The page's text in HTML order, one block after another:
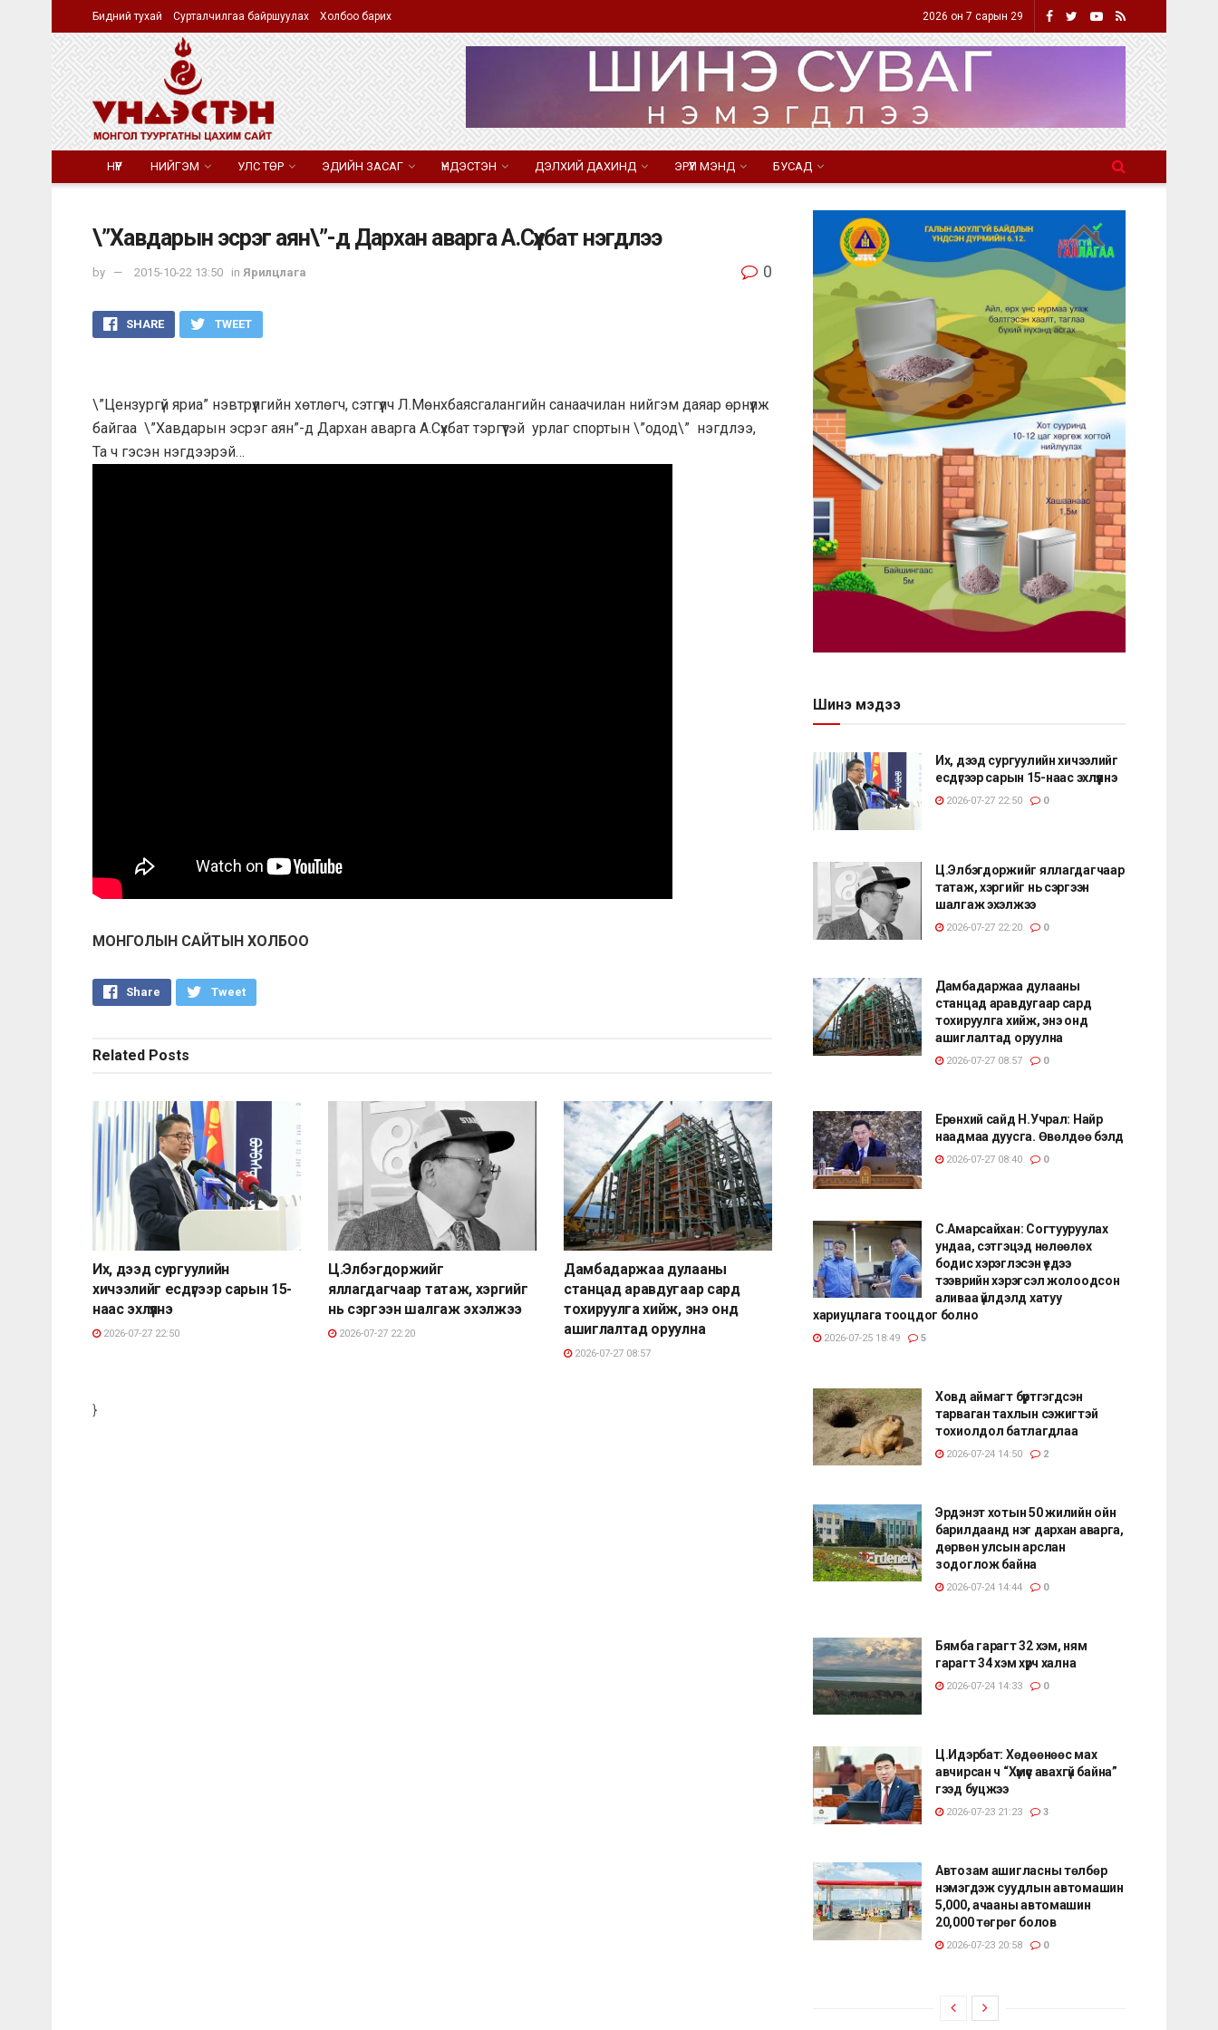
Бидний тухай Сурталчилгаа байршуулах Холбоо барих 2026 он 7 сарын 29
НҮҮР НИЙГЭМ УЛС ТӨР ЭДИЙН ЗАСАГ ҮНДЭСТЭН ДЭЛХИЙ ДАХИНД ЭРҮҮЛ МЭНД БУСАД
\”Хавдарын эсрэг аян\”-д Дархан аварга А.Сүхбат нэгдлээ
by 2015-10-22 13:50 in Ярилцлага 0
SHARE TWEET
\”Цензургүй яриа” нэвтрүүлгийн хөтлөгч, сэтгүүлч Л.Мөнхбаясгалангийн санаачилан нийгэм даяар өрнүүлж
байгаа \”Хавдарын эсрэг аян”-д Дархан аварга А.Сүхбат тэргүүтэй урлаг спортын \”одод\” нэгдлээ,
Та ч гэсэн нэгдээрэй…
МОНГОЛЫН САЙТЫН ХОЛБОО
Share Tweet
Related Posts
Их, дээд сургуулийн
хичээлийг есдүгээр сарын 15-
наас эхлүүлнэ
2026-07-27 22:50
Ц.Элбэгдоржийг
яллагдагчаар татаж, хэргийг
нь сэргээн шалгаж эхэлжээ
2026-07-27 22:20
Дамбадаржаа дулааны
станцад аравдугаар сард
тохируулга хийж, энэ онд
ашиглалтад оруулна
2026-07-27 08:57
}
Шинэ мэдээ
Их, дээд сургуулийн хичээлийг
есдүгээр сарын 15-наас эхлүүлнэ
2026-07-27 22:50 0
Ц.Элбэгдоржийг яллагдагчаар
татаж, хэргийг нь сэргээн
шалгаж эхэлжээ
2026-07-27 22:20 0
Дамбадаржаа дулааны
станцад аравдугаар сард
тохируулга хийж, энэ онд
ашиглалтад оруулна
2026-07-27 08:57 0
Ерөнхий сайд Н.Учрал: Найр
наадмаа дуусга. Өвөлдөө бэлд
2026-07-27 08:40 0
С.Амарсайхан: Согтууруулах
ундаа, сэтгэцэд нөлөөлөх
бодис хэрэглэсэн үедээ
тээврийн хэрэгсэл жолоодсон
аливаа үйлдэлд хатуу
хариуцлага тооцдог болно
2026-07-25 18:49 5
Ховд аймагт бүртгэгдсэн
тарваган тахлын сэжигтэй
тохиолдол батлагдлаа
2026-07-24 14:50 2
Эрдэнэт хотын 50 жилийн ойн
барилдаанд нэг дархан аварга,
дөрвөн улсын арслан
зодоглож байна
2026-07-24 14:44 0
Бямба гарагт 32 хэм, ням
гарагт 34 хэм хүрч хална
2026-07-24 14:33 0
Ц.Идэрбат: Хөдөөнөөс мах
авчирсан ч “Хүмүүс авахгүй байна”
гээд буцжээ
2026-07-23 21:23 3
Автозам ашигласны төлбөр
нэмэгдэж суудлын автомашин
5,000, ачааны автомашин
20,000 төгрөг болов
2026-07-23 20:58 0